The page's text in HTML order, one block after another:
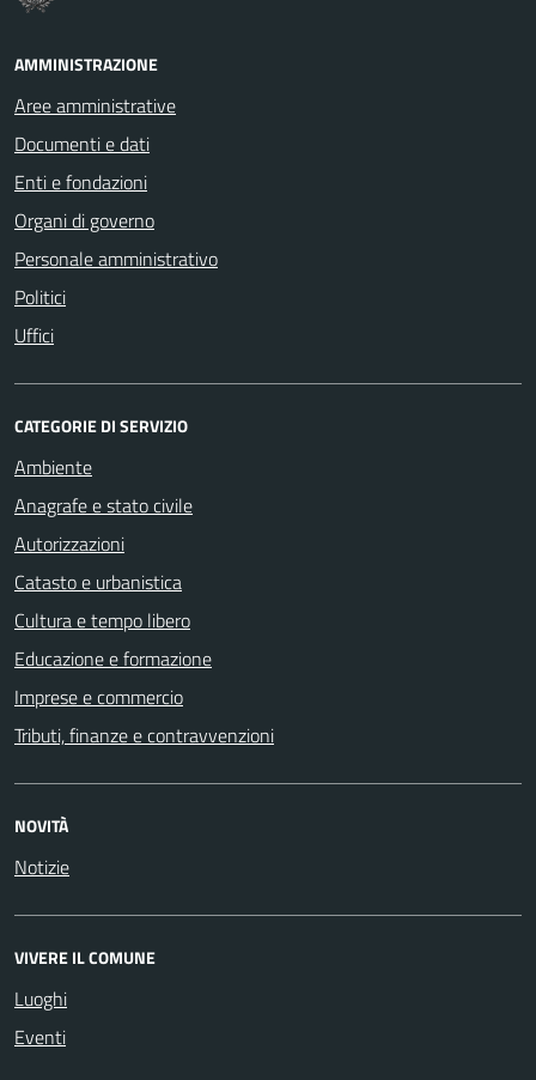
AMMINISTRAZIONE
Aree amministrative
Documenti e dati
Enti e fondazioni
Organi di governo
Personale amministrativo
Politici
Uffici
CATEGORIE DI SERVIZIO
Ambiente
Anagrafe e stato civile
Autorizzazioni
Catasto e urbanistica
Cultura e tempo libero
Educazione e formazione
Imprese e commercio
Tributi, finanze e contravvenzioni
NOVITÀ
Notizie
VIVERE IL COMUNE
Luoghi
Eventi